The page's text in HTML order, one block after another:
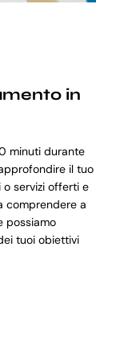
in
minuti durante
il tuo
servizi offerti e
comprendere a
possiamo
tuoi obiettivi